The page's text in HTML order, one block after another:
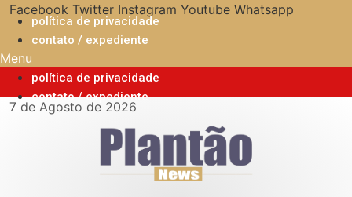
para
conteúdo
Facebook Twitter Instagram Youtube Whatsapp
política de privacidade
contato / expediente
Menu
política de privacidade
contato / expediente
7 de Agosto de 2026